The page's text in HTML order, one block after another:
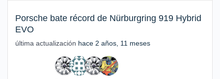
Porsche bate récord de Nürburgring 919 Hybrid
EVO
última actualización hace 2 años, 11 meses